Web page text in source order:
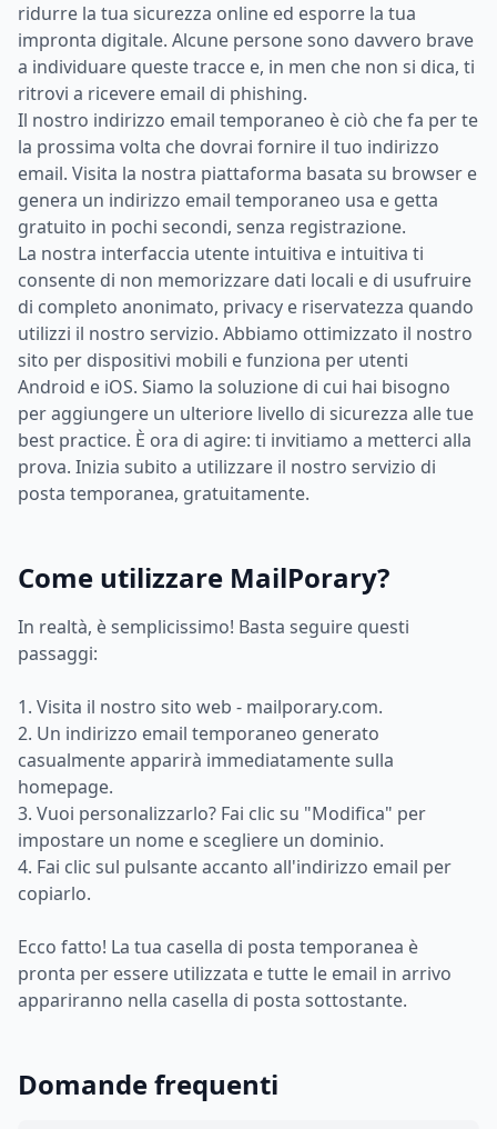
ridurre la tua sicurezza online ed esporre la tua
impronta digitale. Alcune persone sono davvero brave
a individuare queste tracce e, in men che non si dica, ti
ritrovi a ricevere email di phishing.
Il nostro indirizzo email temporaneo è ciò che fa per te
la prossima volta che dovrai fornire il tuo indirizzo
email. Visita la nostra piattaforma basata su browser e
genera un indirizzo email temporaneo usa e getta
gratuito in pochi secondi, senza registrazione.
La nostra interfaccia utente intuitiva e intuitiva ti
consente di non memorizzare dati locali e di usufruire
di completo anonimato, privacy e riservatezza quando
utilizzi il nostro servizio. Abbiamo ottimizzato il nostro
sito per dispositivi mobili e funziona per utenti
Android e iOS. Siamo la soluzione di cui hai bisogno
per aggiungere un ulteriore livello di sicurezza alle tue
best practice. È ora di agire: ti invitiamo a metterci alla
prova. Inizia subito a utilizzare il nostro servizio di
posta temporanea, gratuitamente.
Come utilizzare MailPorary?
In realtà, è semplicissimo! Basta seguire questi
passaggi:
1. Visita il nostro sito web - mailporary.com.
2. Un indirizzo email temporaneo generato
casualmente apparirà immediatamente sulla
homepage.
3. Vuoi personalizzarlo? Fai clic su "Modifica" per
impostare un nome e scegliere un dominio.
4. Fai clic sul pulsante accanto all'indirizzo email per
copiarlo.
Ecco fatto! La tua casella di posta temporanea è
pronta per essere utilizzata e tutte le email in arrivo
appariranno nella casella di posta sottostante.
Domande frequenti